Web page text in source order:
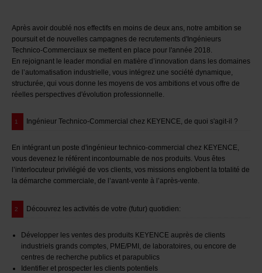
Après avoir doublé nos effectifs en moins de deux ans, notre ambition se
poursuit et de nouvelles campagnes de recrutements d'Ingénieurs
Technico-Commerciaux se mettent en place pour l'année 2018.
En rejoignant le leader mondial en matière d’innovation dans les domaines
de l’automatisation industrielle, vous intégrez une société dynamique,
structurée, qui vous donne les moyens de vos ambitions et vous offre de
réelles perspectives d'évolution professionnelle.
1 Ingénieur Technico-Commercial chez KEYENCE, de quoi s'agit-il ?
En intégrant un poste d'ingénieur technico-commercial chez KEYENCE,
vous devenez le référent incontournable de nos produits. Vous êtes
l’interlocuteur privilégié de vos clients, vos missions englobent la totalité de
la démarche commerciale, de l’avant-vente à l’après-vente.
2 Découvrez les activités de votre (futur) quotidien:
Développer les ventes des produits KEYENCE auprès de clients
industriels grands comptes, PME/PMI, de laboratoires, ou encore de
centres de recherche publics et parapublics
Identifier et prospecter les clients potentiels